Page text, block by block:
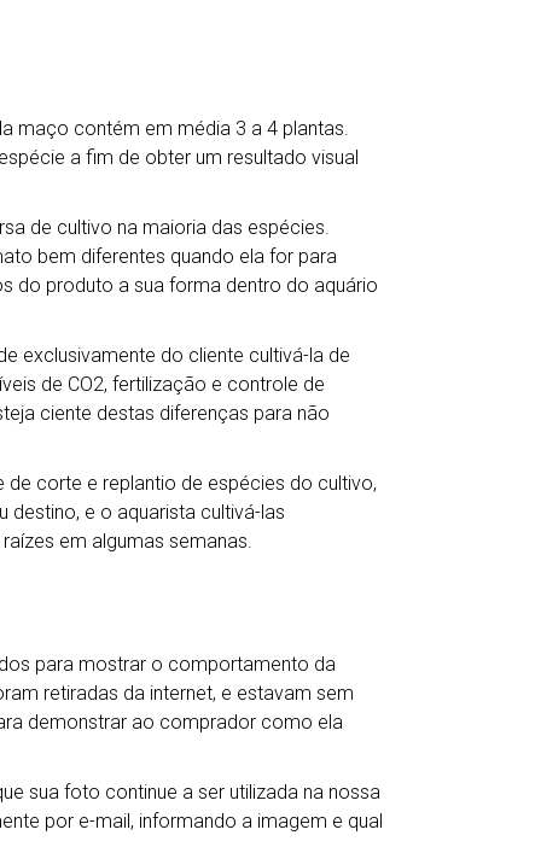
maço contém em média 3 a 4 plantas.
a fim de obter um resultado visual
de cultivo na maioria das espécies.
bem diferentes quando ela for para
do produto a sua forma dentro do aquário
exclusivamente do cliente cultivá-la de
de CO2, fertilização e controle de
ciente destas diferenças para não
corte e replantio de espécies do cultivo,
destino, e o aquarista cultivá-las
em algumas semanas.
para mostrar o comportamento da
retiradas da internet, e estavam sem
demonstrar ao comprador como ela
sua foto continue a ser utilizada na nossa
por e-mail, informando a imagem e qual